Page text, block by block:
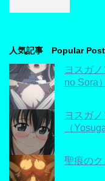
人気記事 Popular
ヨスガ
no Sora）
ヨスガ
（
聖痕の